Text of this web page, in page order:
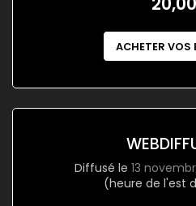
ACHETER VOS
Diffusé le 13
(heure de l'est